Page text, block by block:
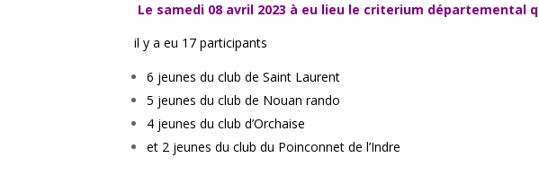
Le samedi 08 avril 2023 à eu lieu le criterium départemental
il y a eu 17 participants
6 jeunes du club de Saint Laurent
5 jeunes du club de Nouan rando
4 jeunes du club d’Orchaise
et 2 jeunes du club du Poinconnet de l’Indre